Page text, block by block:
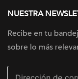
NUESTRA
Recibe en tu
sobre lo más